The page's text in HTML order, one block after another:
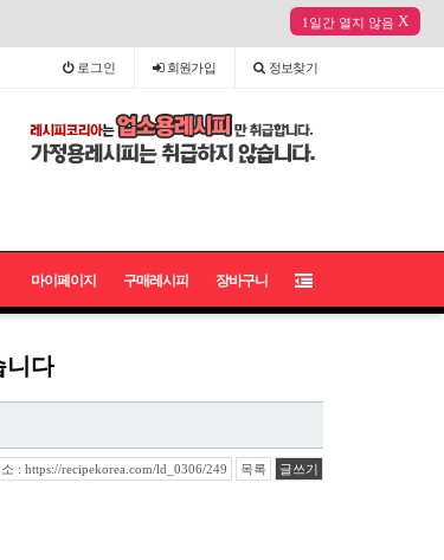
1일간 열지 않음 X
로그인 회원가입 정보찾기
마이페이지 구매레시피 장바구니
니다
: https://recipekorea.com/ld_0306/249 목록 글쓰기